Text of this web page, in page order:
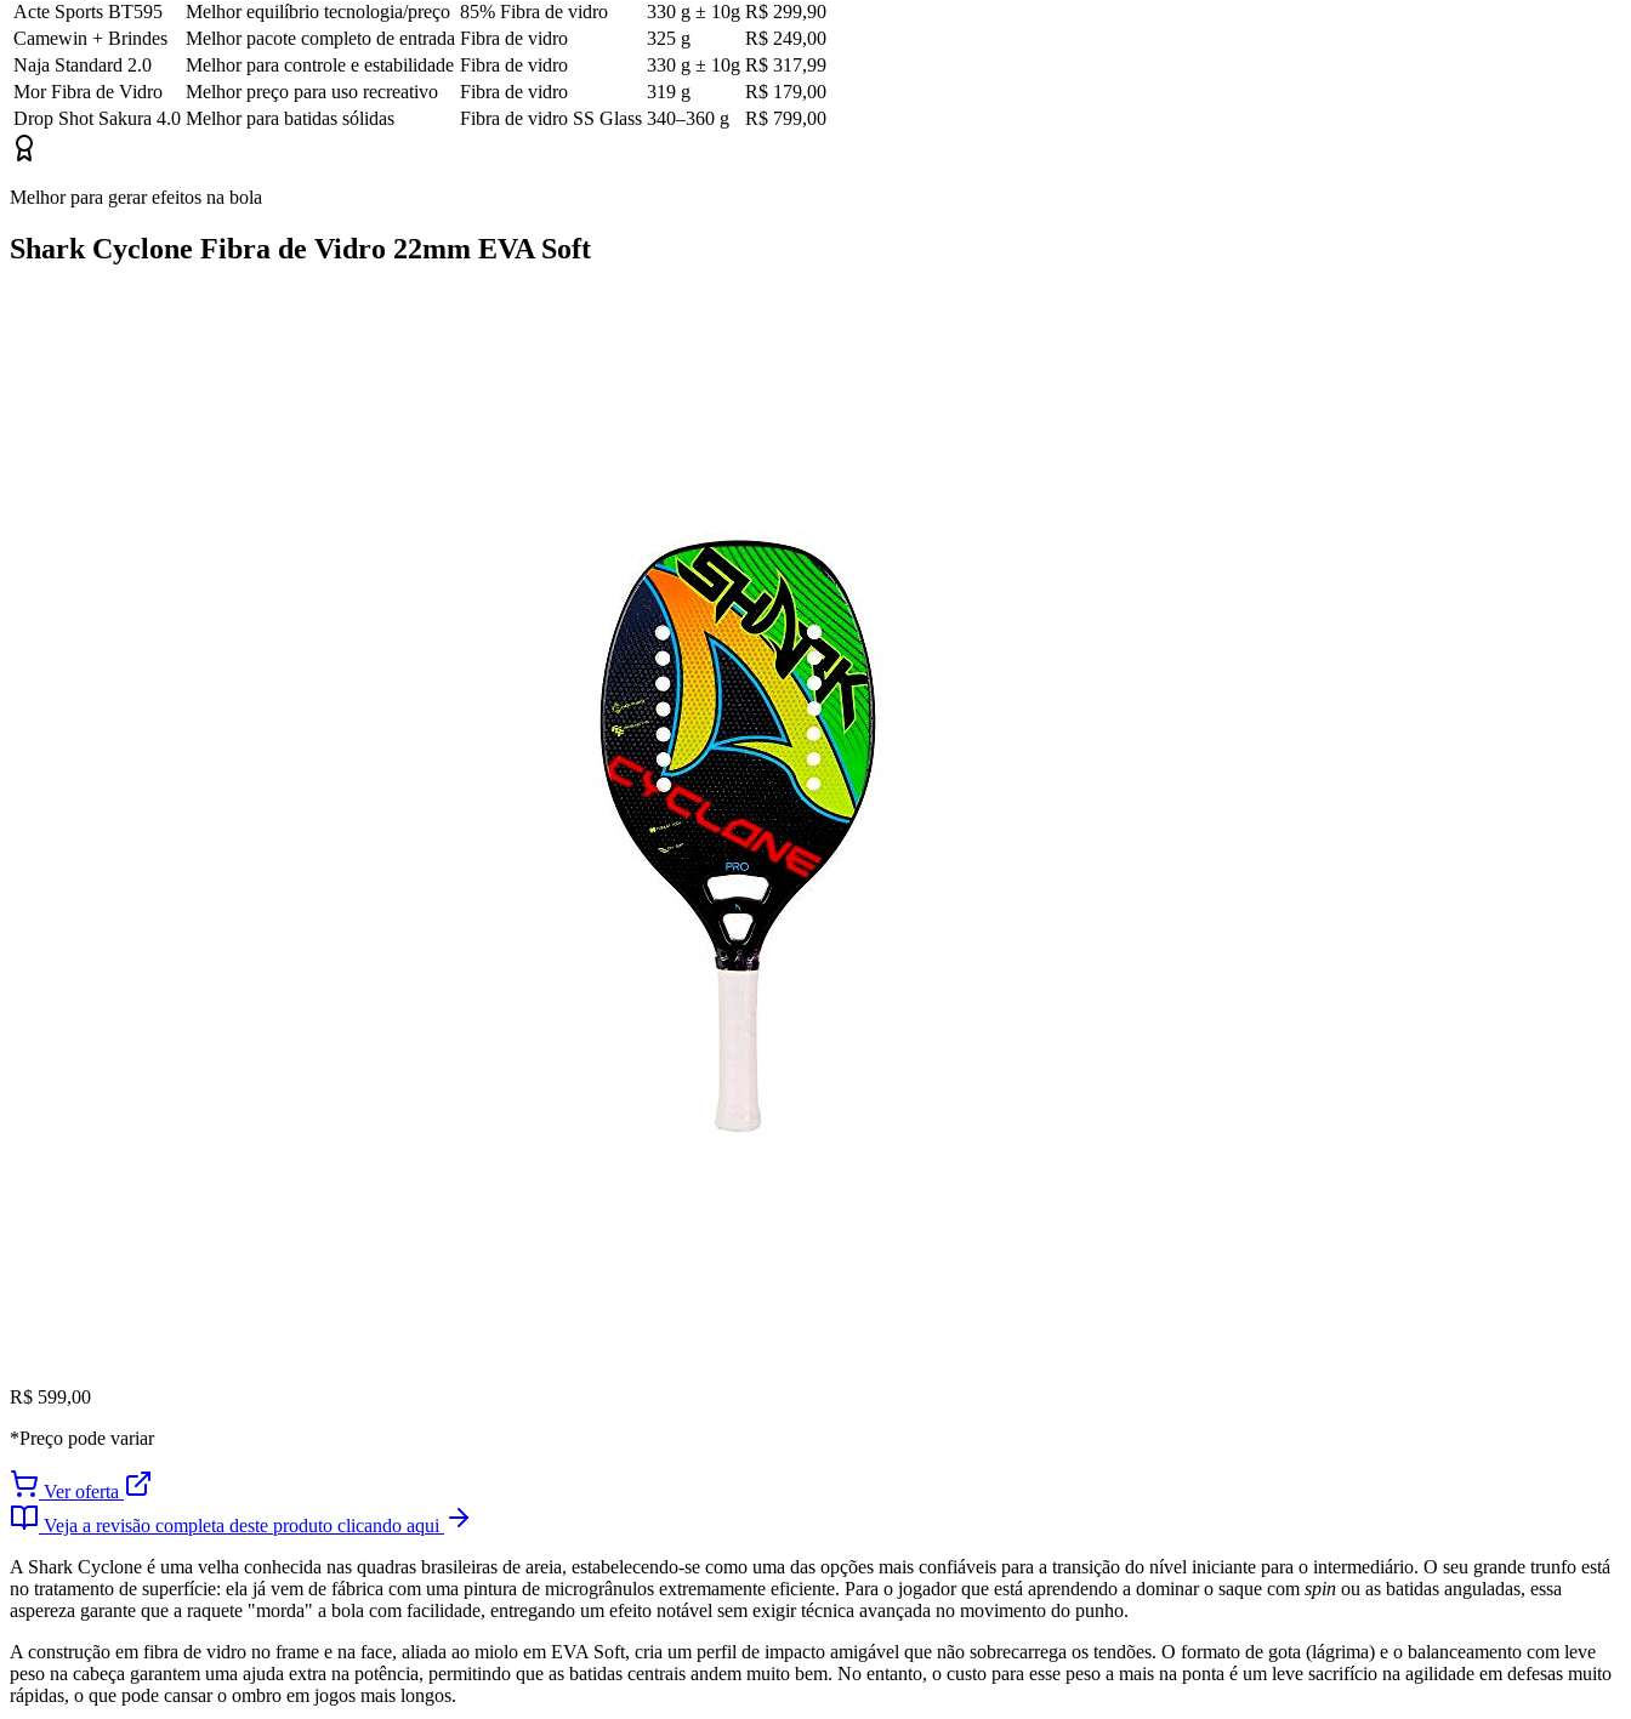
Acte Sports BT595
Melhor equilíbrio tecnologia/preço 85% Fibra de vidro 330 g ± 10g R$ 299,90
Camewin + Brindes
Melhor pacote completo de entrada Fibra de vidro 325 g
R$ 249,00
Naja Standard 2.0
Melhor para controle e estabilidade Fibra de vidro 330 g ± 10g R$ 317,99
Mor Fibra de Vidro
Melhor preço para uso recreativo Fibra de vidro 319 g
R$ 179,00
Drop Shot Sakura 4.0 Melhor para batidas sólidas Fibra de vidro SS Glass 340–360 g R$ 799,00
Melhor para gerar efeitos na bola
Shark Cyclone Fibra de Vidro 22mm EVA Soft
R$ 599,00
*Preço pode variar
Ver oferta
Veja a revisão completa deste produto clicando aqui
A Shark Cyclone é uma velha conhecida nas quadras brasileiras de areia, estabelecendo-se como uma das opções mais confiáveis para a transição do nível iniciante para o intermediário. O seu grande trunfo está
no tratamento de superfície: ela já vem de fábrica com uma pintura de microgrânulos extremamente eficiente. Para o jogador que está aprendendo a dominar o saque com spin ou as batidas anguladas, essa
aspereza garante que a raquete "morda" a bola com facilidade, entregando um efeito notável sem exigir técnica avançada no movimento do punho.
A construção em fibra de vidro no frame e na face, aliada ao miolo em EVA Soft, cria um perfil de impacto amigável que não sobrecarrega os tendões. O formato de gota (lágrima) e o balanceamento com leve
peso na cabeça garantem uma ajuda extra na potência, permitindo que as batidas centrais andem muito bem. No entanto, o custo para esse peso a mais na ponta é um leve sacrifício na agilidade em defesas muito
rápidas, o que pode cansar o ombro em jogos mais longos.